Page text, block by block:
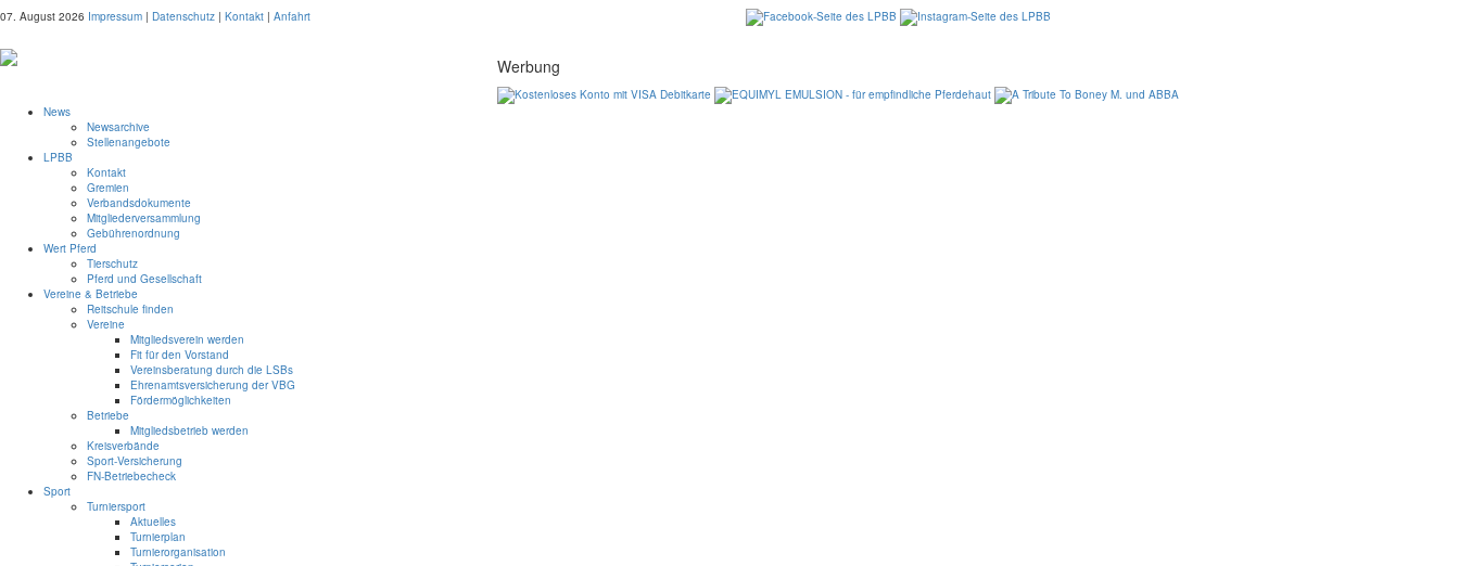
07. August 2026 Impressum | Datenschutz | Kontakt | Anfahrt
Werbung
News
Newsarchive
Stellenangebote
LPBB
Kontakt
Gremien
Verbandsdokumente
Mitgliederversammlung
Gebührenordnung
Wert Pferd
Tierschutz
Pferd und Gesellschaft
Vereine & Betriebe
Reitschule finden
Vereine
Mitgliedsverein werden
Fit für den Vorstand
Vereinsberatung durch die LSBs
Ehrenamtsversicherung der VBG
Fördermöglichkeiten
Betriebe
Mitgliedsbetrieb werden
Kreisverbände
Sport-Versicherung
FN-Betriebecheck
Sport
Turniersport
Aktuelles
Turnierplan
Turnierorganisation